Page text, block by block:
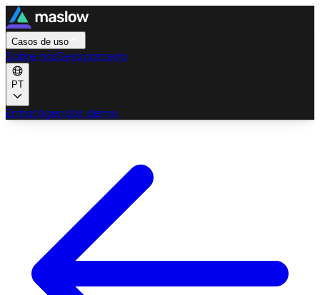
Casos de uso
Sobre nósSeja parceiro
PT
EntrarAgendar demo